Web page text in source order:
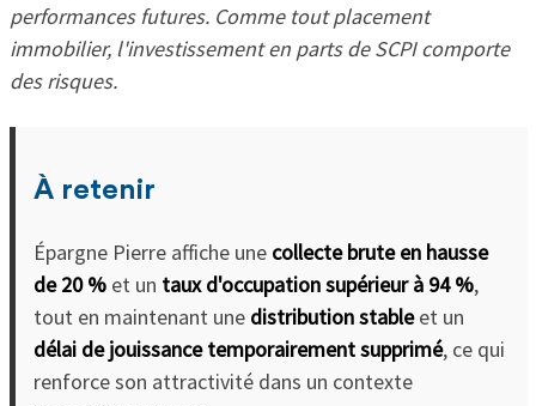
performances futures. Comme tout placement
immobilier, l'investissement en parts de SCPI comporte
des risques.
À retenir
Épargne Pierre affiche une collecte brute en hausse
de 20 %et un taux d'occupation supérieur à 94 %,
tout en maintenant une distribution stableet un
délai de jouissance temporairement supprimé, ce qui
renforce son attractivité dans un contexte